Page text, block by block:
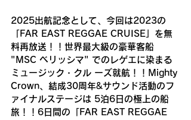
2025出航記念として、今回は2023の
「FAR EAST REGGAE CRUISE」を無
料再放送！！世界最大級の豪華客船
"MSC ベリッシマ" でのレゲエに染まる
ミュージック・クル ーズ就航！！Mighty
Crown、結成30周年&サウンド活動のフ
ァイナルステージは 5泊6日の極上の船
旅！！6日間の「FAR EAST REGGAE